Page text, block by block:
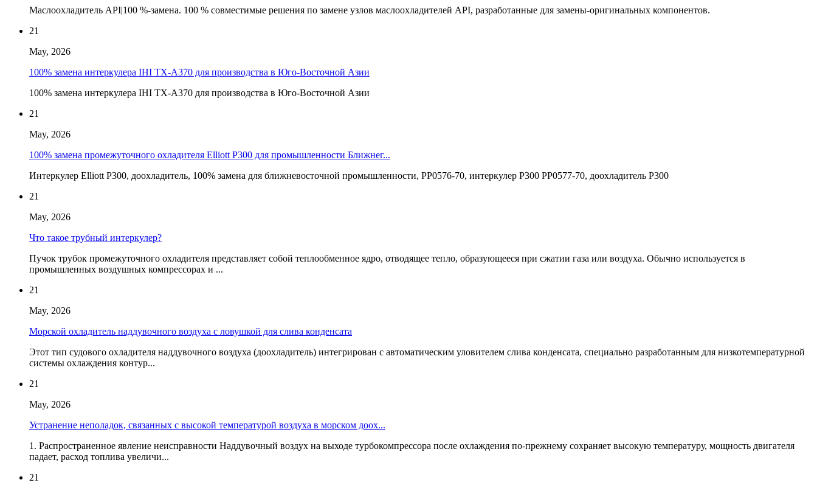
Маслоохладитель API|100 %-замена. 100 % совместимые решения по замене узлов маслоохладителей API, разработанные для замены-оригинальных компонентов.
21
May, 2026
100% замена интеркулера IHI TX-A370 для производства в Юго-Восточной Азии
100% замена интеркулера IHI TX-A370 для производства в Юго-Восточной Азии
21
May, 2026
100% замена промежуточного охладителя Elliott P300 для промышленности Ближнег...
Интеркулер Elliott P300, доохладитель, 100% замена для ближневосточной промышленности, PP0576-70, интеркулер P300 PP0577-70, доохладитель P300
21
May, 2026
Что такое трубный интеркулер?
Пучок трубок промежуточного охладителя представляет собой теплообменное ядро, отводящее тепло, образующееся при сжатии газа или воздуха. Обычно используется в
промышленных воздушных компрессорах и ...
21
May, 2026
Морской охладитель наддувочного воздуха с ловушкой для слива конденсата
Этот тип судового охладителя наддувочного воздуха (доохладитель) интегрирован с автоматическим уловителем слива конденсата, специально разработанным для низкотемпературной
системы охлаждения контур...
21
May, 2026
Устранение неполадок, связанных с высокой температурой воздуха в морском доох...
1. Распространенное явление неисправности Наддувочный воздух на выходе турбокомпрессора после охлаждения по-прежнему сохраняет высокую температуру, мощность двигателя
падает, расход топлива увеличи...
21